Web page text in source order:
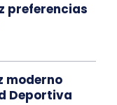
preferencias
moderno
Deportiva